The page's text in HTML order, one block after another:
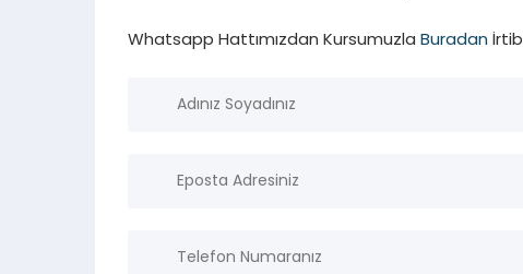
Whatsapp Hattımızdan Kursumuzla Buradan